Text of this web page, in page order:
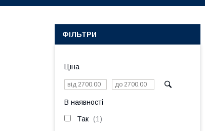
ФІЛЬТРИ
Ціна
В наявності
Так 1